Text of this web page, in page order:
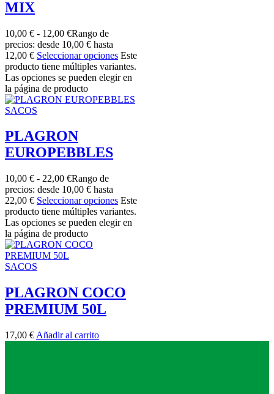
MIX
10,00 € - 12,00 €Rango de
precios: desde 10,00 € hasta
12,00 € Seleccionar opciones Este
producto tiene múltiples variantes.
Las opciones se pueden elegir en
la página de producto
SACOS
PLAGRON
EUROPEBBLES
10,00 € - 22,00 €Rango de
precios: desde 10,00 € hasta
22,00 € Seleccionar opciones Este
producto tiene múltiples variantes.
Las opciones se pueden elegir en
la página de producto
SACOS
PLAGRON COCO
PREMIUM 50L
17,00 € Añadir al carrito